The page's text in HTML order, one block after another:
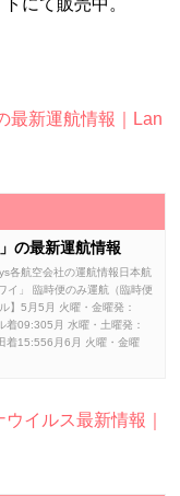
にて販売中。
最新運航情報｜Lan
の最新運航情報
各航空会社の運航情報日本航
イ」 臨時便のみ運航（臨時便
】5月5月 火曜・金曜発：
09:305月 水曜・土曜発：
着15:556月6月 火曜・金曜
イルス最新情報｜